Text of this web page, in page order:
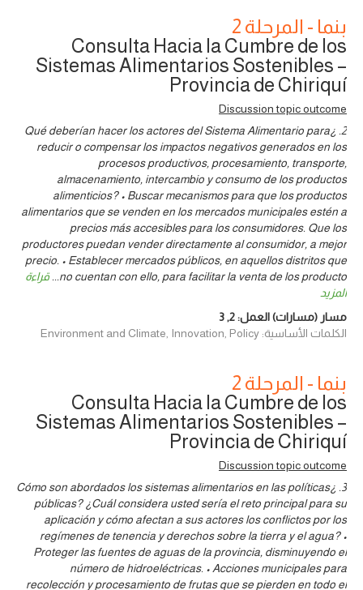
بنما - المرحلة 2
Consulta Hacia la Cumbre de los
Sistemas Alimentarios Sostenibles –
Provincia de Chiriquí
Discussion topic outcome
2. ¿Qué deberían hacer los actores del Sistema Alimentario para
reducir o compensar los impactos negativos generados en los
procesos productivos, procesamiento, transporte,
almacenamiento, intercambio y consumo de los productos
alimenticios? • Buscar mecanismos para que los productos
alimentarios que se venden en los mercados municipales estén a
precios más accesibles para los consumidores. Que los
productores puedan vender directamente al consumidor, a mejor
precio. • Establecer mercados públicos, en aquellos distritos que
no cuentan con ello, para facilitar la venta de los producto
... قراءة
المزيد
مسار (مسارات) العمل:2
,
3
الكلمات الأساسية: Environment and Climate, Innovation, Policy
بنما - المرحلة 2
Consulta Hacia la Cumbre de los
Sistemas Alimentarios Sostenibles –
Provincia de Chiriquí
Discussion topic outcome
3. ¿Cómo son abordados los sistemas alimentarios en las políticas
públicas? ¿Cuál considera usted sería el reto principal para su
aplicación y cómo afectan a sus actores los conflictos por los
regímenes de tenencia y derechos sobre la tierra y el agua? •
Proteger las fuentes de aguas de la provincia, disminuyendo el
número de hidroeléctricas. • Acciones municipales para
recolección y procesamiento de frutas que se pierden en todo el